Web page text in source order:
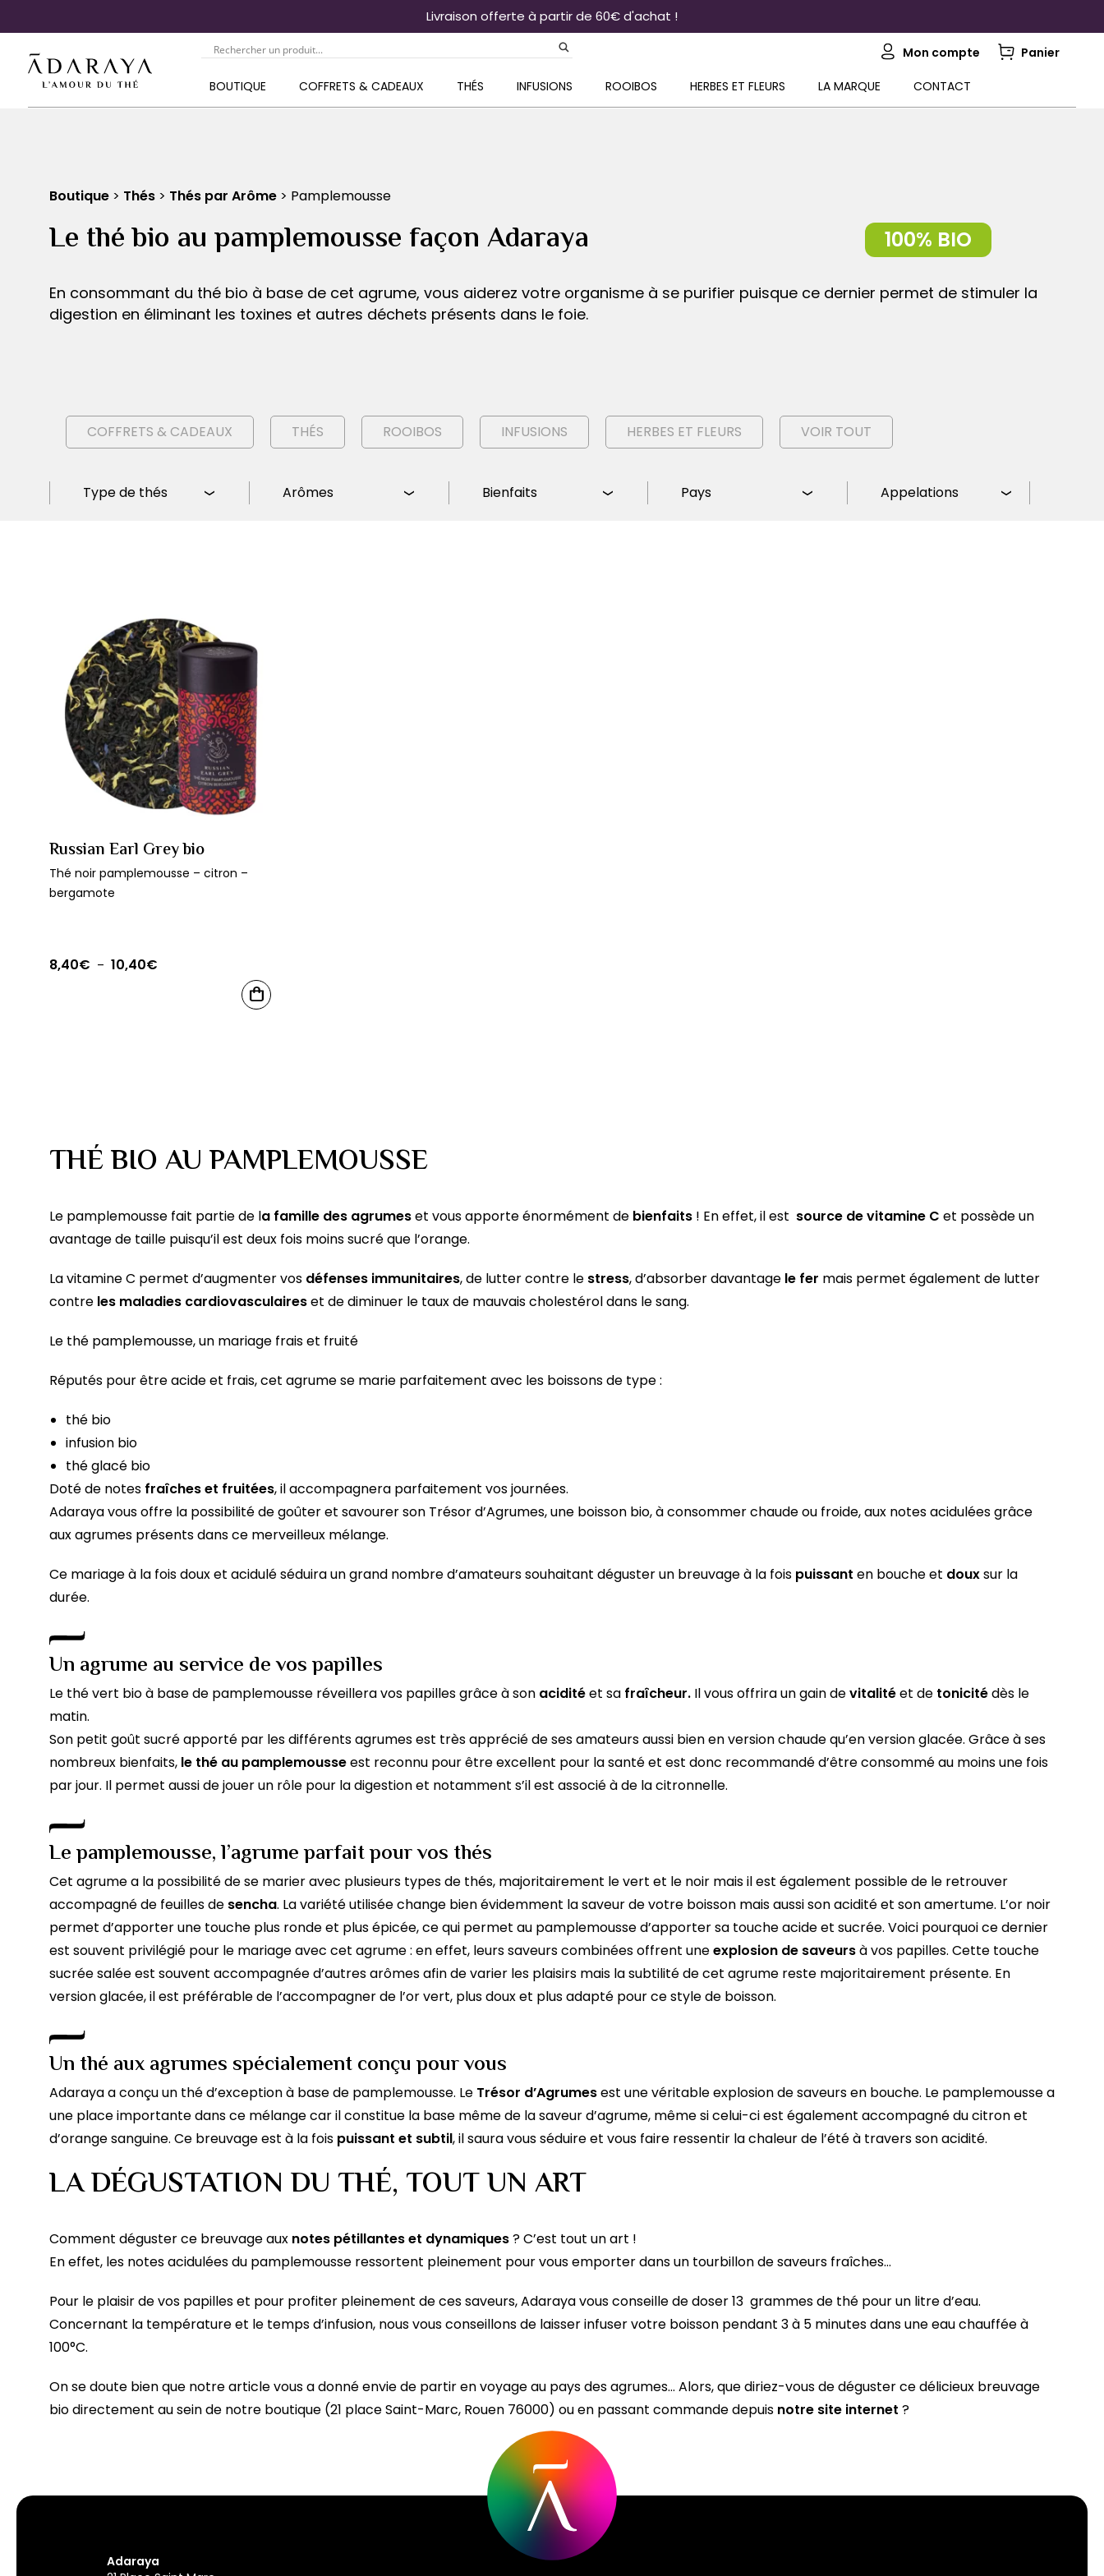
Livraison offerte à partir de 60€ d'achat !
Mon compte Panier
BOUTIQUE COFFRETS & CADEAUX THÉS INFUSIONS ROOIBOS HERBES ET FLEURS LA MARQUE CONTACT
Boutique > Thés > Thés par Arôme > Pamplemousse
Le thé bio au pamplemousse façon Adaraya
En consommant du thé bio à base de cet agrume, vous aiderez votre organisme à se purifier puisque ce dernier permet de stimuler la
digestion en éliminant les toxines et autres déchets présents dans le foie.
COFFRETS & CADEAUX THÉS ROOIBOS INFUSIONS HERBES ET FLEURS VOIR TOUT
Russian Earl Grey bio
Thé noir pamplemousse – citron –
bergamote
8,40€ – 10,40€
peuvent
être
sur
la
du
produit
THÉ BIO AU PAMPLEMOUSSE
Le pamplemousse fait partie de la famille des agrumeset vous apporte énormément de bienfaits ! En effet, il est source de vitamine C et possède un
avantage de taille puisqu’il est deux fois moins sucré que l’orange.
La vitamine C permet d’augmenter vos défenses immunitaires, de lutter contre le stress, d’absorber davantage le fer mais permet également de lutter
contre les maladies cardiovasculaireset de diminuer le taux de mauvais cholestérol dans le sang.
Le thé pamplemousse, un mariage frais et fruité
Réputés pour être acide et frais, cet agrume se marie parfaitement avec les boissons de type :
thé bio
infusion bio
thé glacé bio
Doté de notes fraîches et fruitées, il accompagnera parfaitement vos journées.
Adaraya vous offre la possibilité de goûter et savourer son Trésor d’Agrumes, une boisson bio, à consommer chaude ou froide, aux notes acidulées grâce
aux agrumes présents dans ce merveilleux mélange.
Ce mariage à la fois doux et acidulé séduira un grand nombre d’amateurs souhaitant déguster un breuvage à la fois puissant en bouche et douxsur la
durée.
Un agrume au service de vos papilles
Le thé vert bio à base de pamplemousse réveillera vos papilles grâce à son aciditéet sa fraîcheur. Il vous offrira un gain devitalitéet de tonicitédès le
matin.
Son petit goût sucré apporté par les différents agrumes est très apprécié de ses amateurs aussi bien en version chaude qu’en version glacée. Grâce à ses
nombreux bienfaits, le thé au pamplemousseest reconnu pour être excellent pour la santé et est donc recommandé d’être consommé au moins une fois
par jour. Il permet aussi de jouer un rôle pour la digestion et notamment s’il est associé à de la citronnelle.
Le pamplemousse, l’agrume parfait pour vos thés
Cet agrume a la possibilité de se marier avec plusieurs types de thés, majoritairement le vert et le noir mais il est également possible de le retrouver
accompagné de feuilles de sencha. La variété utilisée change bien évidemment la saveur de votre boisson mais aussi son acidité et son amertume. L’or noir
permet d’apporter une touche plus ronde et plus épicée, ce qui permet au pamplemousse d’apporter sa touche acide et sucrée. Voici pourquoi ce dernier
est souvent privilégié pour le mariage avec cet agrume : en effet, leurs saveurs combinées offrent uneexplosion de saveursà vos papilles. Cette touche
sucrée salée est souvent accompagnée d’autres arômes afin de varier les plaisirs mais la subtilité de cet agrume reste majoritairement présente. En
version glacée, il est préférable de l’accompagner de l’or vert, plus doux et plus adapté pour ce style de boisson.
Un thé aux agrumes spécialement conçu pour vous
Adaraya a conçu un thé d’exception à base de pamplemousse. Le Trésor d’Agrumesest une véritable explosion de saveurs en bouche. Le pamplemousse a
une place importante dans ce mélange car il constitue la base même de la saveur d’agrume, même si celui-ci est également accompagné du citron et
d’orange sanguine. Ce breuvage est à la fois puissant et subtil, il saura vous séduire et vous faire ressentir la chaleur de l’été à travers son acidité.
LA DÉGUSTATION DU THÉ, TOUT UN ART
Comment déguster ce breuvage aux notes pétillantes et dynamiques? C’est tout un art !
En effet, les notes acidulées du pamplemousse ressortent pleinement pour vous emporter dans un tourbillon de saveurs fraîches…
Pour le plaisir de vos papilles et pour profiter pleinement de ces saveurs, Adaraya vous conseille de doser 13 grammes de thé pour un litre d’eau.
Concernant la température et le temps d’infusion, nous vous conseillons de laisser infuser votre boisson pendant 3 à 5 minutes dans une eau chauffée à
100°C.
On se doute bien que notre article vous a donné envie de partir en voyage au pays des agrumes… Alors, que diriez-vous de déguster ce délicieux breuvage
bio directement au sein de notre boutique (21 place Saint-Marc, Rouen 76000) ou en passant commande depuis notre site internet ?
Adaraya